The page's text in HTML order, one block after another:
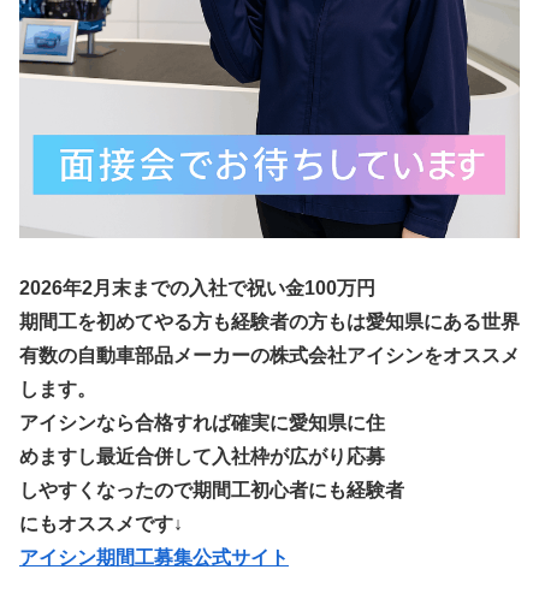
2026年2月末までの入社で祝い金100万円
期間工を初めてやる方も経験者の方もは愛知県にある世界
有数の自動車部品メーカーの株式会社アイシンをオススメ
します。
アイシンなら合格すれば確実に愛知県に住
めますし最近合併して入社枠が広がり応募
しやすくなったので期間工初心者にも経験者
にもオススメです↓
アイシン期間工募集公式サイト